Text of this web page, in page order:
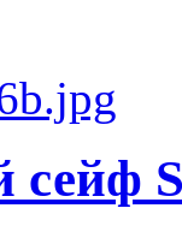
сейф